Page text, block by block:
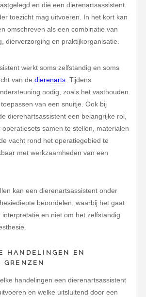
en die een dierenartsassistent
toezicht mag uitvoeren. In het kort kan
omschreven als een combinatie van
dierverzorging en praktijkorganisatie.
werkt soms zelfstandig en soms
van dedierenarts . Tijdens
nodig, zoals het vasthouden
van een snuitje. Ook bij
dierenartsassistent een belangrijke rol,
operatiesets samen te stellen, materialen
vacht rond het operatiegebied te
met werkzaamheden van een
kan een dierenartsassistent onder
beoordelen, waarbij het gaat
en niet om het zelfstandig
HANDELINGEN EN
handelingen een dierenartsassistent
en welke uitsluitend door een